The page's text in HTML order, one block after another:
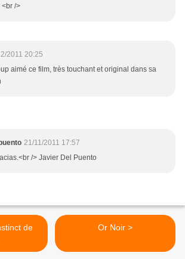
<br />
2011 20:25
aimé ce film, très touchant et original dans sa
21/11/2011 17:57
/> Javier Del Puento
Or Noir >